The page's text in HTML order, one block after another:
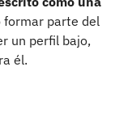
formar parte del
un perfil bajo,
él.